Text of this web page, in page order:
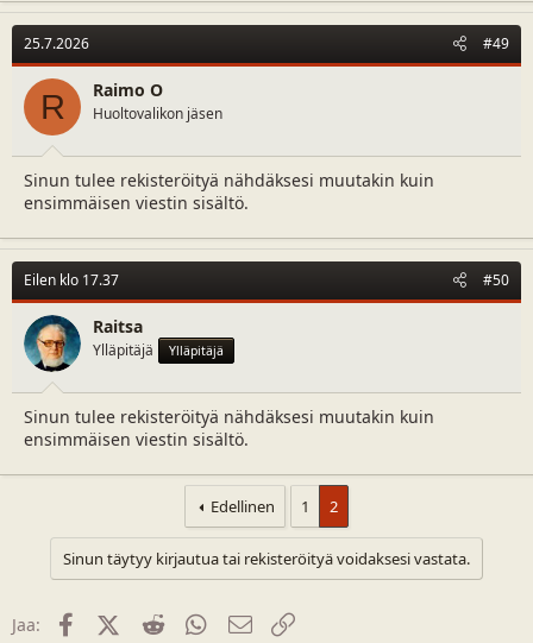
c
t
i
o
n
s
:
25.7.2026 #49
R Raimo O
Huoltovalikon jäsen
Sinun tulee rekisteröityä nähdäksesi muutakin kuin
ensimmäisen viestin sisältö.
Eilen klo 17.37 #50
Raitsa
Ylläpitäjä Ylläpitäjä
Sinun tulee rekisteröityä nähdäksesi muutakin kuin
ensimmäisen viestin sisältö.
Edellinen 1 2
Sinun täytyy kirjautua tai rekisteröityä voidaksesi vastata.
Jaa: FacebookX (Twitter)
Reddit WhatsAppSähköposti